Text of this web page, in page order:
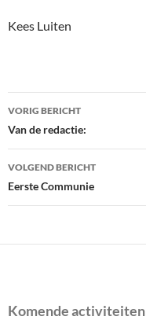
Kees Luiten
Bericht
navigatie
VORIG BERICHT
Van de redactie:
VOLGEND BERICHT
Eerste Communie
Komende activiteiten